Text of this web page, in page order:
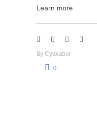
Learn more
By Cytolabor
0